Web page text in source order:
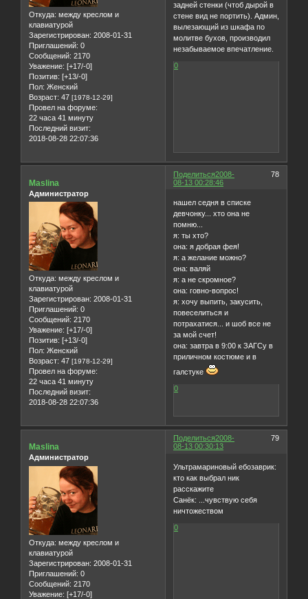
Откуда: между креслом и
клавиатурой
Зарегистрирован: 2008-01-31
Приглашений: 0
Сообщений: 2170
Уважение: [+17/-0]
Позитив: [+13/-0]
Пол: Женский
Возраст: 47 [1978-12-29]
Провел на форуме:
22 часа 41 минуту
Последний визит:
2018-08-28 22:07:36
задней стенки (чтоб дырой в
стене вид не портить). Админ,
вылезающий из шкафа по
молитве бухов, производил
незабываемое впечатление.
0
Поделиться 78
2008-
08-13 00:28:46
Maslina
Администратор
Откуда: между креслом и
клавиатурой
Зарегистрирован: 2008-01-31
Приглашений: 0
Сообщений: 2170
Уважение: [+17/-0]
Позитив: [+13/-0]
Пол: Женский
Возраст: 47 [1978-12-29]
Провел на форуме:
22 часа 41 минуту
Последний визит:
2018-08-28 22:07:36
нашел седня в списке
девчонку... хто она не
помню...
я: ты хто?
она: я добрая фея!
я: а желание можно?
она: валяй
я: а не скромное?
она: говно-вопрос!
я: хочу выпить, закусить,
повеселиться и
потрахатися... и шоб все не
за мой счет!
она: завтра в 9:00 к ЗАГСу в
приличном костюме и в
галстуке
0
Поделиться 79
2008-
08-13 00:30:13
Maslina
Администратор
Откуда: между креслом и
клавиатурой
Зарегистрирован: 2008-01-31
Приглашений: 0
Сообщений: 2170
Уважение: [+17/-0]
Ультрамариновый ебозаврик:
кто как выбрал ник
расскажите
Санёк: ...чувствую себя
ничтожеством
0